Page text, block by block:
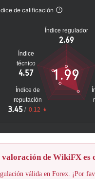
de calificación
Índice regulador
2.69
Índice
técnico
4.57
Índice de
reputación
3.45 / 0.12
1.99
de WikiFX es
válida en Forex. ¡Por